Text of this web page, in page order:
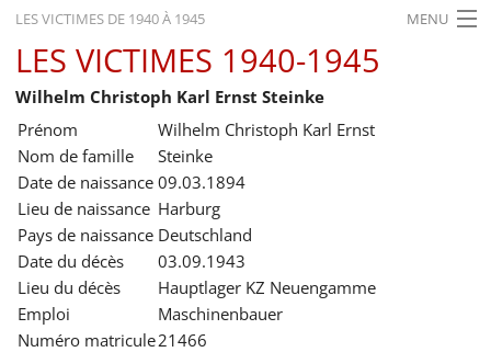
LES VICTIMES DE 1940 À 1945 MENU
ACCUEIL
ACTUALITÉS
EXPOSITIONS
HISTORIQUE
FORMATION
RECHERCHE
SERVICE
LES VICTIMES 1940-1945
Wilhelm Christoph Karl Ernst Steinke
Prénom
Wilhelm Christoph Karl Ernst
Nom de famille
Steinke
Date de naissance 09.03.1894
Lieu de naissance Harburg
Pays de naissance Deutschland
Date du décès
03.09.1943
Lieu du décès
Hauptlager KZ Neuengamme
Emploi
Maschinenbauer
Numéro matricule21466